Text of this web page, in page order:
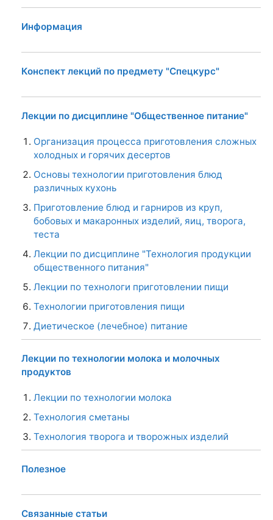
Информация
Конспект лекций по предмету "Спецкурс"
Лекции по дисциплине "Общественное питание"
Организация процесса приготовления сложных
холодных и горячих десертов
Основы технологии приготовления блюд
различных кухонь
Приготовление блюд и гарниров из круп,
бобовых и макаронных изделий, яиц, творога,
теста
Лекции по дисциплине "Технология продукции
общественного питания"
Лекции по технологи приготовлении пищи
Технологии приготовления пищи
Диетическое (лечебное) питание
Лекции по технологии молока и молочных
продуктов
Лекции по технологии молока
Технология сметаны
Технология творога и творожных изделий
Полезное
Связанные статьи